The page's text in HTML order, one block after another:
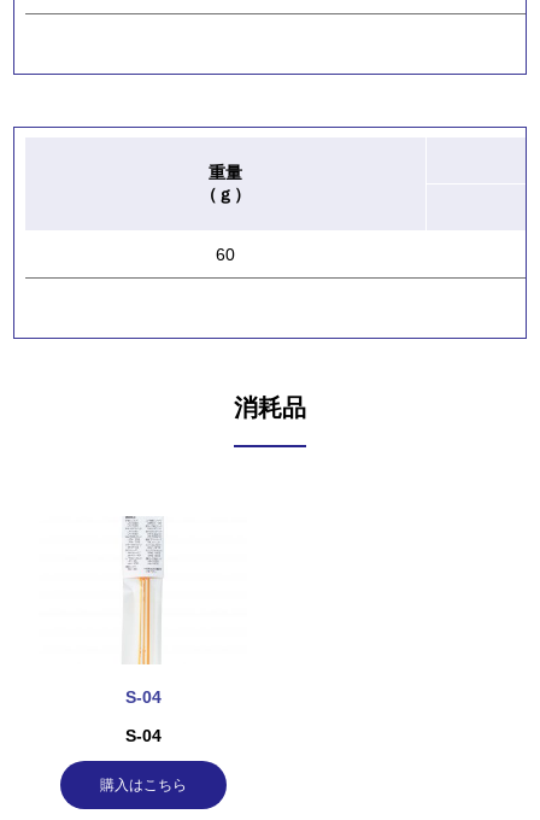
重量
（ｇ）
60
消耗品
S-04
S-04
購入はこちら